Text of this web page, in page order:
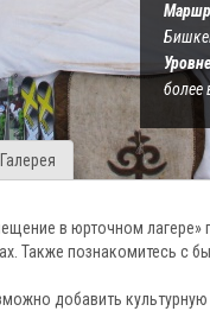
более
Галерея
в юрточном
Также познакомитесь
добавить культурную